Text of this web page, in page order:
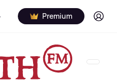
Premium Log in